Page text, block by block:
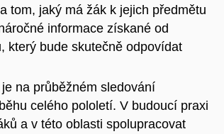
tom, jaký má žák k jejich předmětu
informace získané od
který bude skutečně odpovídat
na průběžném sledování
celého pololetí. V budoucí praxi
a v této oblasti spolupracovat